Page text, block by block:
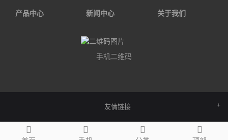
产品中心 新闻中心 关于我们
手机二维码
友情链接